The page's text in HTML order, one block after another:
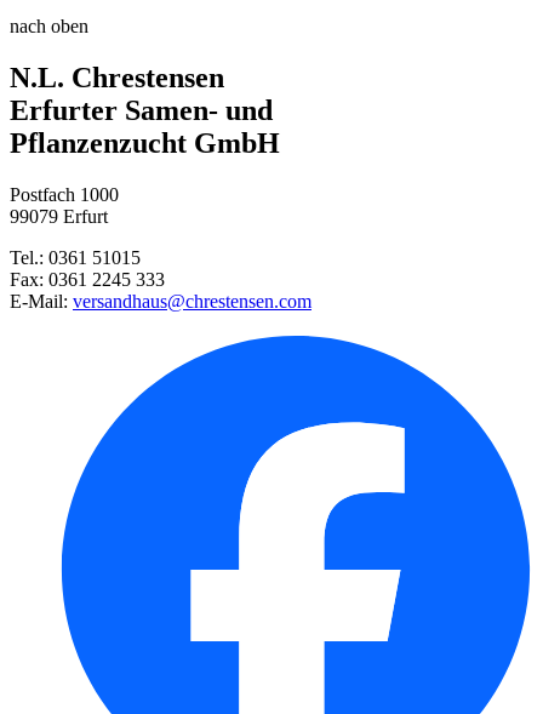
Gartenschere, 20 cm
Gartenspaten
Stabtomate Harzfeuer, F1
Hokkaido Kürbis Uchiki Kuri
Buschbohne Berggold
Steckzwiebel Stuttgarter Riese ...
Petersilie Moskrul 2 (Mooskrau ...
Möhre Berlikumer 2 (Lange rote ...
Rote Rüben Rote Kugel 2
Butternutkürbis Orange Nut, F1 ...
Zucchini Sunstripe, F1
nach oben
N.L. Chrestensen
Erfurter Samen- und
Pflanzenzucht GmbH
Postfach 1000
99079 Erfurt
Tel.: 0361 51015
Fax: 0361 2245 333
E-Mail: versandhaus@chrestensen.com